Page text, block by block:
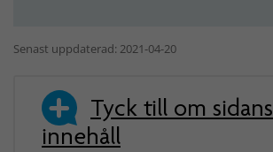
Senast uppdaterad: 2021-04-20
Tyck till om sidans
innehåll